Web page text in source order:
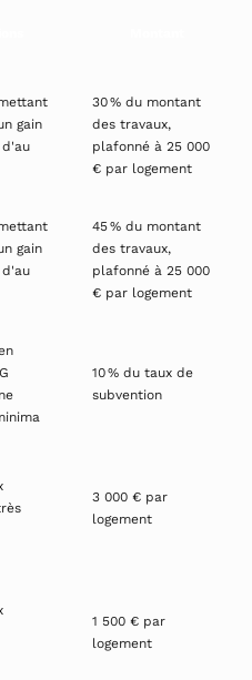
gain
d'au
30 % du montant
des travaux,
plafonné à 25 000
€ par logement
gain
d'au
45 % du montant
des travaux,
plafonné à 25 000
€ par logement
10 % du taux de
subvention
3 000 € par
logement
1 500 € par
logement